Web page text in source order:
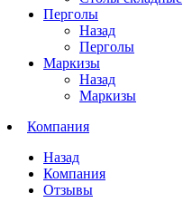
Перголы
Назад
Перголы
Маркизы
Назад
Маркизы
Компания
Назад
Компания
Отзывы